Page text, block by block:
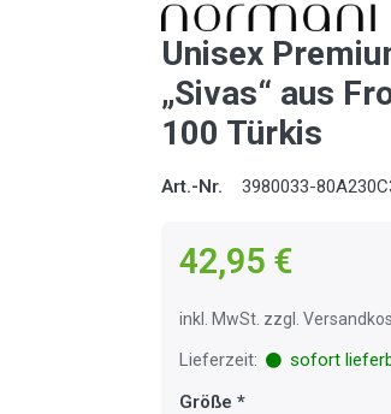
Unisex
„Sivas“ aus
100 Türkis
Art.-Nr. 3980033-
42,95 €
inkl. MwSt. zzgl.
Lieferzeit:
sofort
Größe